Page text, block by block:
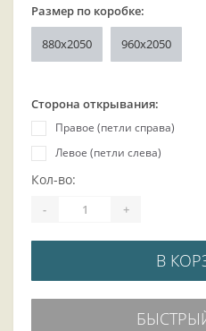
Размер по коробке:
880x2050 960x2050
Сторона открывания:
Правое (петли справа)
Левое (петли слева)
Кол-во:
- +
В